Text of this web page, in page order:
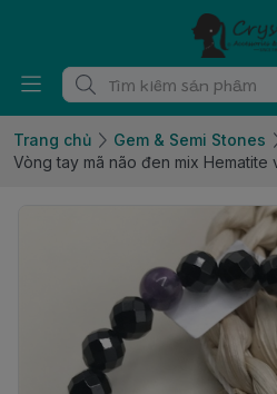
Trang chủ Gem & Semi Stones
Vòng tay mã não đen mix Hematite